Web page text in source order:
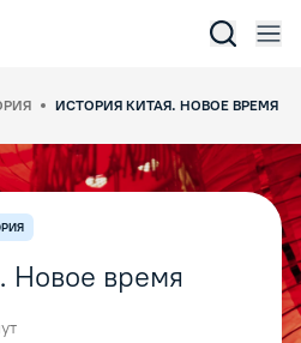
ИСТОРИЯ КИТАЯ. НОВОЕ ВРЕМЯ
Новое время